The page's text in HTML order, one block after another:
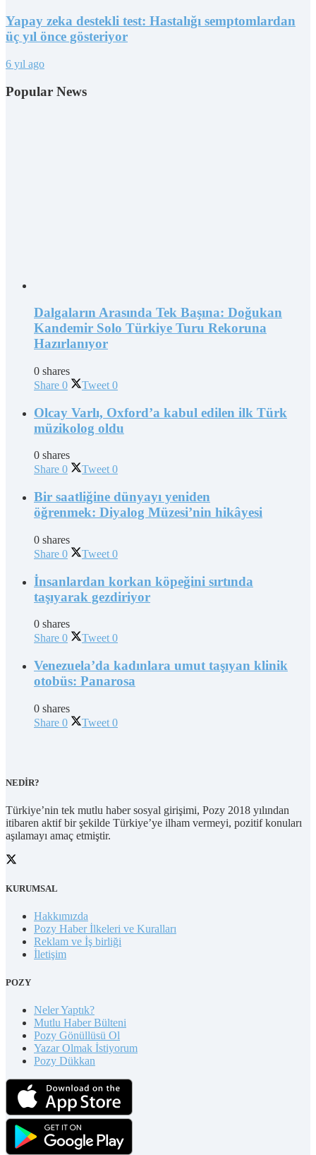
Yapay zeka destekli test: Hastalığı semptomlardan
üç yıl önce gösteriyor
6 yıl ago
Popular News
Dalgaların Arasında Tek Başına: Doğukan
Kandemir Solo Türkiye Turu Rekoruna
Hazırlanıyor
0 shares
Share 0 Tweet 0
Olcay Varlı, Oxford’a kabul edilen ilk Türk
müzikolog oldu
0 shares
Share 0 Tweet 0
Bir saatliğine dünyayı yeniden
öğrenmek: Diyalog Müzesi’nin hikâyesi
0 shares
Share 0 Tweet 0
İnsanlardan korkan köpeğini sırtında
taşıyarak gezdiriyor
0 shares
Share 0 Tweet 0
Venezuela’da kadınlara umut taşıyan klinik
otobüs: Panarosa
0 shares
Share 0 Tweet 0
NEDİR?
Türkiye’nin tek mutlu haber sosyal girişimi, Pozy 2018 yılından
itibaren aktif bir şekilde Türkiye’ye ilham vermeyi, pozitif konuları
aşılamayı amaç etmiştir.
KURUMSAL
Hakkımızda
Pozy Haber İlkeleri ve Kuralları
Reklam ve İş birliği
İletişim
POZY
Neler Yaptık?
Mutlu Haber Bülteni
Pozy Gönüllüsü Ol
Yazar Olmak İstiyorum
Pozy Dükkan